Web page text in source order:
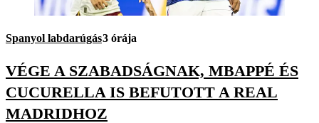
Spanyol labdarúgás3 órája
VÉGE A SZABADSÁGNAK, MBAPPÉ ÉS
CUCURELLA IS BEFUTOTT A REAL
MADRIDHOZ